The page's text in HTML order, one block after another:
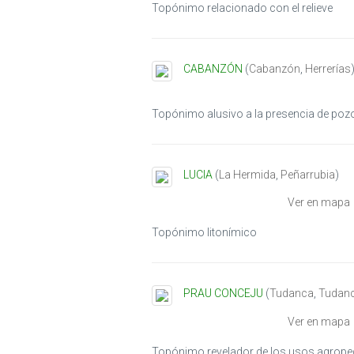
Topónimo relacionado con el relieve
CABANZÓN (Cabanzón Herrerías)
Topónimo alusivo a la presencia de
LUCIA ( La Hermida Peñarrubia)
Ver en mapa
Topónimo litonímico
PRAU CONCEJU (Tudanca,
Ver en mapa